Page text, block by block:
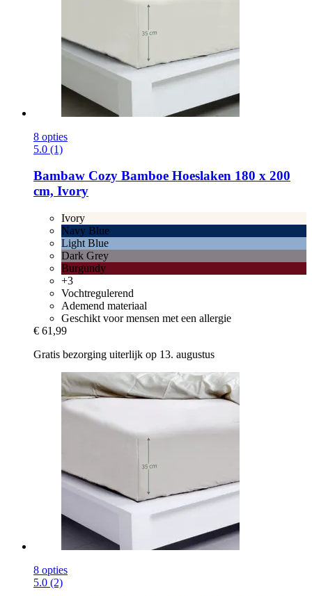
8 opties
5.0 (1)
Bambaw Cozy Bamboe Hoeslaken 180 x 200
cm, Ivory
Ivory
Navy Blue
Light Blue
Dark Grey
Burgundy
+3
Vochtregulerend
Ademend materiaal
Geschikt voor mensen met een allergie
€ 61,99
Gratis bezorging uiterlijk op 13. augustus
8 opties
5.0 (2)